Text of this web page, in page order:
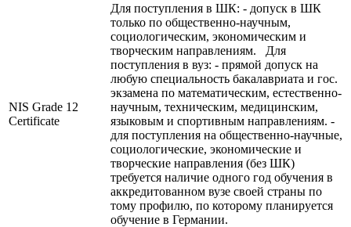
NIS Grade 12
Certificate
Для поступления в ШК: - допуск в ШК
только по общественно-научным,
социологическим, экономическим и
творческим направлениям. Для
поступления в вуз: - прямой допуск на
любую специальность бакалавриата и гос.
экзамена по математическим, естественно-
научным, техническим, медицинским,
языковым и спортивным направлениям. -
для поступления на общественно-научные,
социологические, экономические и
творческие направления (без ШК)
требуется наличие одного год обучения в
аккредитованном вузе своей страны по
тому профилю, по которому планируется
обучение в Германии.